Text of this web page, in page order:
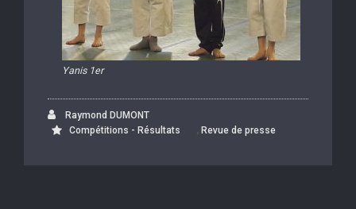
Yanis 1er
Raymond DUMONT
Compétitions - Résultats
, Revue de presse